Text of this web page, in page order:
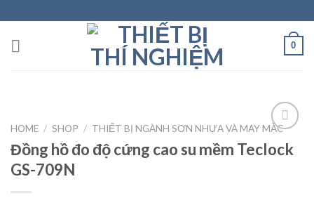
to
content
0
HOME / SHOP / THIẾT BỊ NGÀNH SƠN NHỰA VÀ MAY MẶC
Đồng hồ đo độ cứng cao su mềm Teclock
GS-709N